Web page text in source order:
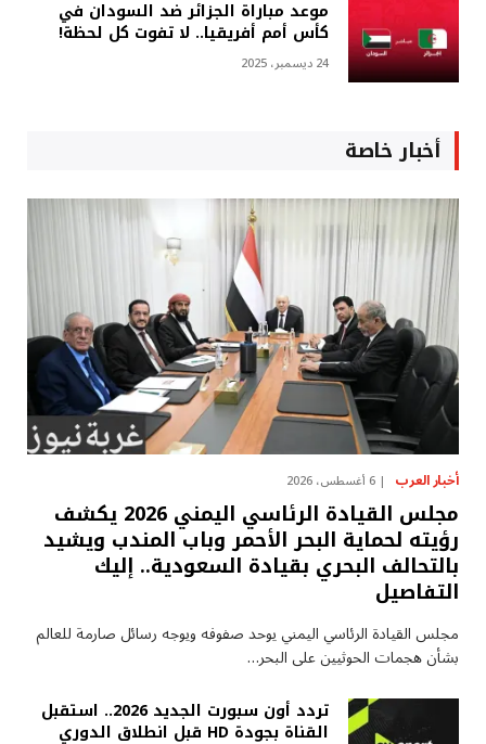
موعد مباراة الجزائر ضد السودان في
كأس أمم أفريقيا.. لا تفوت كل لحظة!
24 ديسمبر، 2025
أخبار خاصة
أخبار العرب 6 أغسطس، 2026
مجلس القيادة الرئاسي اليمني 2026 يكشف
رؤيته لحماية البحر الأحمر وباب المندب ويشيد
بالتحالف البحري بقيادة السعودية.. إليك
التفاصيل
مجلس القيادة الرئاسي اليمني يوحد صفوفه ويوجه رسائل صارمة للعالم
بشأن هجمات الحوثيين على البحر…
تردد أون سبورت الجديد 2026.. استقبل
القناة بجودة HD قبل انطلاق الدوري